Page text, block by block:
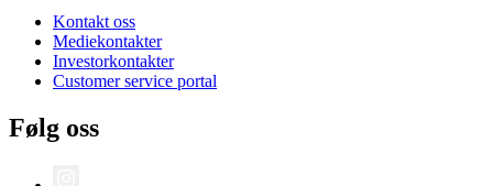
Kontakt oss
Mediekontakter
Investorkontakter
Customer service portal
Følg oss